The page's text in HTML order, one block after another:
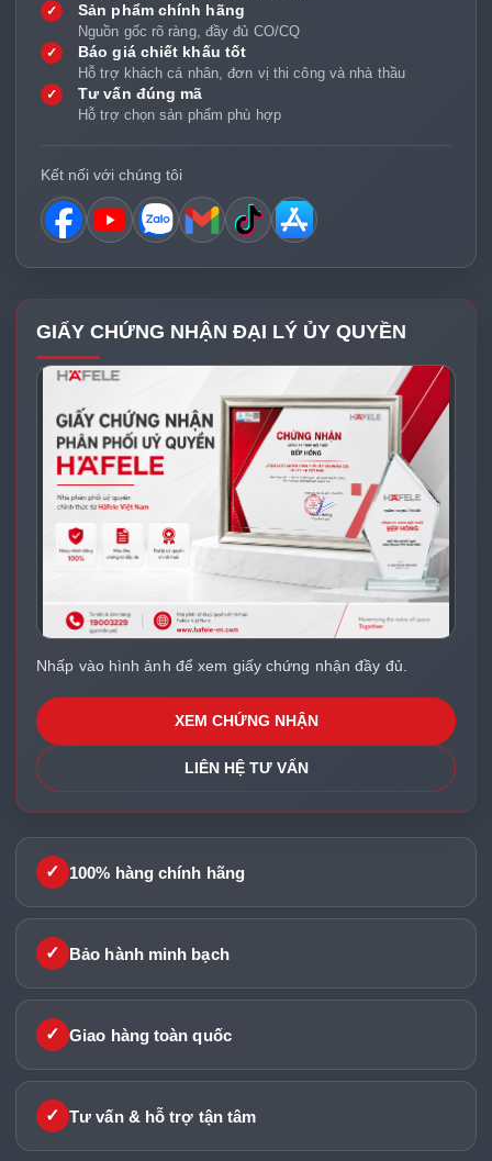
✓ Sản phẩm chính hãng
Nguồn gốc rõ ràng, đầy đủ CO/CQ
✓ Báo giá chiết khấu tốt
Hỗ trợ khách cá nhân, đơn vị thi công và nhà thầu
✓ Tư vấn đúng mã
Hỗ trợ chọn sản phẩm phù hợp
Kết nối với chúng tôi
GIẤY CHỨNG NHẬN ĐẠI LÝ ỦY QUYỀN
Nhấp vào hình ảnh để xem giấy chứng nhận đầy đủ.
XEM CHỨNG NHẬN
LIÊN HỆ TƯ VẤN
✓ 100% hàng chính hãng
✓ Bảo hành minh bạch
✓ Giao hàng toàn quốc
✓ Tư vấn & hỗ trợ tận tâm